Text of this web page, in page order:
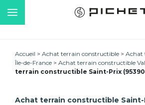
Accueil Achat terrain constructible
Achat
Île-de-France
Achat terrain constructible
terrain constructible Saint-Prix
Achat terrain constructible Saint-